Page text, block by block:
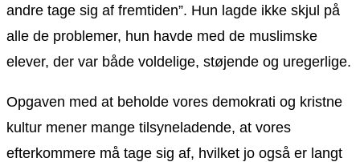
andre tage sig af fremtiden”. Hun lagde ikke skjul på
alle de problemer, hun havde med de muslimske
elever, der var både voldelige, støjende og uregerlige.
Opgaven med at beholde vores demokrati og kristne
kultur mener mange tilsyneladende, at vores
efterkommere må tage sig af, hvilket jo også er langt